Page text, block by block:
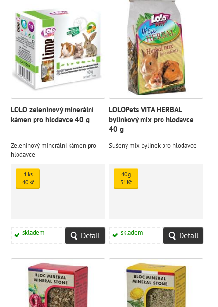
LOLO zeleninový minerální
kámen pro hlodavce 40 g
Zeleninový minerální kámen pro
hlodavce
1 ks
40 Kč
skladem Detail
LOLOPets VITA HERBAL
bylinkový mix pro hlodavce
40 g
Sušený mix bylinek pro hlodavce
40 g
31 Kč
skladem Detail